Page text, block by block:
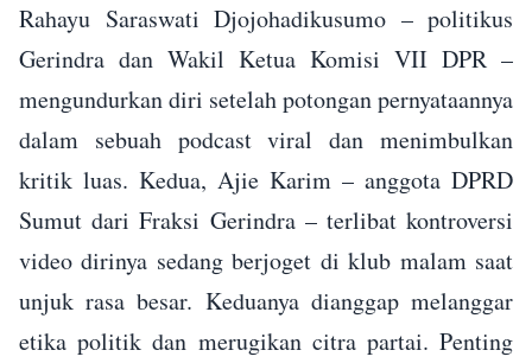
Rahayu Saraswati Djojohadikusumo – politikus
Gerindra dan Wakil Ketua Komisi VII DPR –
mengundurkan diri setelah potongan pernyataannya
dalam sebuah podcast viral dan menimbulkan
kritik luas. Kedua, Ajie Karim – anggota DPRD
Sumut dari Fraksi Gerindra – terlibat kontroversi
video dirinya sedang berjoget di klub malam saat
unjuk rasa besar. Keduanya dianggap melanggar
etika politik dan merugikan citra partai. Penting